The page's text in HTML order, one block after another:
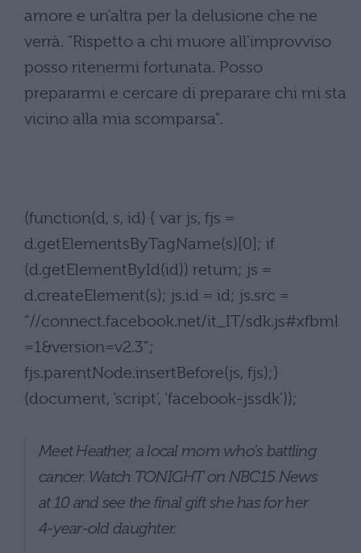
amore e un'altra per la delusione che ne
verrà. "Rispetto a chi muore all'improvviso
posso ritenermi fortunata. Posso
prepararmi e cercare di preparare chi mi sta
vicino alla mia scomparsa".
(function(d, s, id) { var js, fjs =
d.getElementsByTagName(s)[0]; if
(d.getElementById(id)) return; js =
d.createElement(s); js.id = id; js.src =
“//connect.facebook.net/it_IT/sdk.js#xfbml
=1&version=v2.3”;
fjs.parentNode.insertBefore(js, fjs);}
(document, ‘script’, ‘facebook-jssdk’));
Meet Heather, a local mom who's battling
cancer. Watch TONIGHT on NBC15 News
at 10 and see the final gift she has for her
4-year-old daughter.